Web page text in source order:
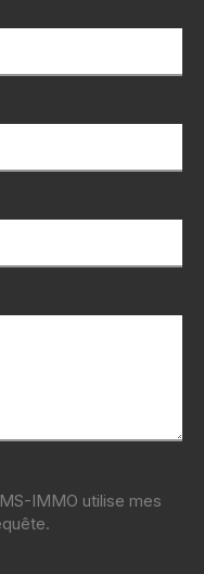
IMMO utilise mes